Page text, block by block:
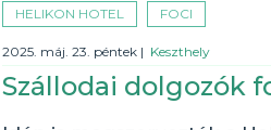
HELIKON HOTEL FOCI
2025. máj. 23. péntek | Keszthely
Szállodai dolgozók